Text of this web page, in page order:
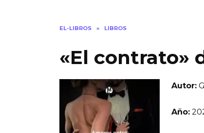
EL-LIBROS » LIBROS
«El contrato»
Autor:
Año: